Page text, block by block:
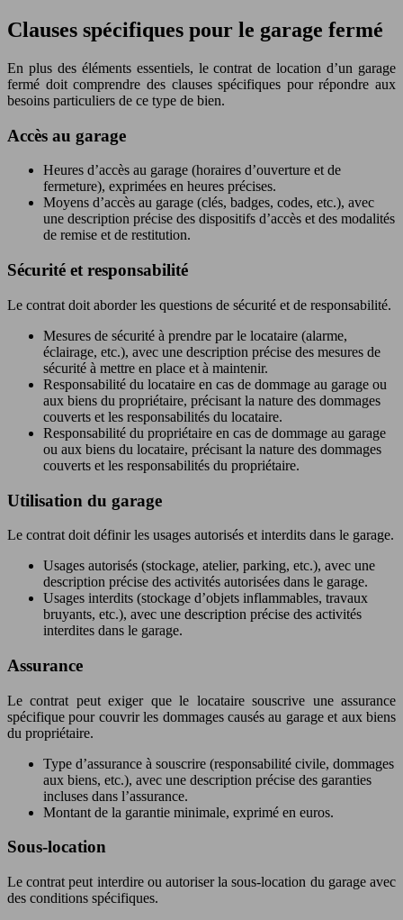
Clauses spécifiques pour le garage fermé
En plus des éléments essentiels, le contrat de location d’un garage
fermé doit comprendre des clauses spécifiques pour répondre aux
besoins particuliers de ce type de bien.
Accès au garage
Heures d’accès au garage (horaires d’ouverture et de
fermeture), exprimées en heures précises.
Moyens d’accès au garage (clés, badges, codes, etc.), avec
une description précise des dispositifs d’accès et des modalités
de remise et de restitution.
Sécurité et responsabilité
Le contrat doit aborder les questions de sécurité et de responsabilité.
Mesures de sécurité à prendre par le locataire (alarme,
éclairage, etc.), avec une description précise des mesures de
sécurité à mettre en place et à maintenir.
Responsabilité du locataire en cas de dommage au garage ou
aux biens du propriétaire, précisant la nature des dommages
couverts et les responsabilités du locataire.
Responsabilité du propriétaire en cas de dommage au garage
ou aux biens du locataire, précisant la nature des dommages
couverts et les responsabilités du propriétaire.
Utilisation du garage
Le contrat doit définir les usages autorisés et interdits dans le garage.
Usages autorisés (stockage, atelier, parking, etc.), avec une
description précise des activités autorisées dans le garage.
Usages interdits (stockage d’objets inflammables, travaux
bruyants, etc.), avec une description précise des activités
interdites dans le garage.
Assurance
Le contrat peut exiger que le locataire souscrive une assurance
spécifique pour couvrir les dommages causés au garage et aux biens
du propriétaire.
Type d’assurance à souscrire (responsabilité civile, dommages
aux biens, etc.), avec une description précise des garanties
incluses dans l’assurance.
Montant de la garantie minimale, exprimé en euros.
Sous-location
Le contrat peut interdire ou autoriser la sous-location du garage avec
des conditions spécifiques.